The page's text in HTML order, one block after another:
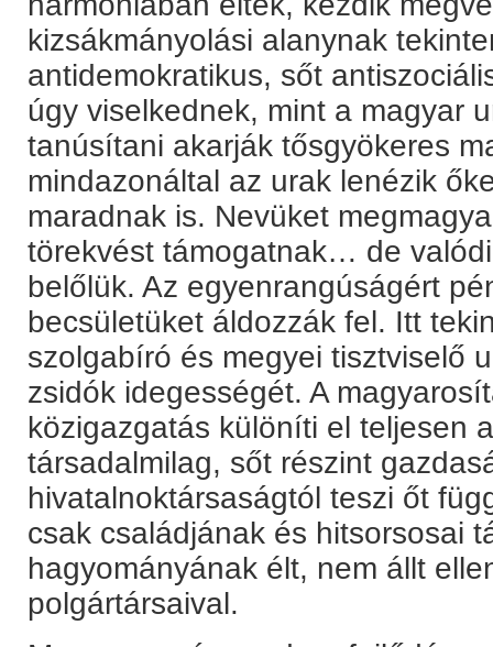
kizsákmányolási alanynak
antidemokratikus, sőt
úgy viselkednek, mint a magyar
tanúsítani akarják tősgyökeres
mindazonáltal az urak lenézik
maradnak is. Nevüket
törekvést támogatnak… de valódi
belőlük. Az egyenrangúságért
becsületüket áldozzák fel. Itt
szolgabíró és megyei tisztviselő
zsidók idegességét. A
közigazgatás különíti el teljesen
társadalmilag, sőt részint
hivatalnoktársaságtól teszi őt
csak családjának és hitsorsosai
hagyományának élt, nem állt
polgártársaival.